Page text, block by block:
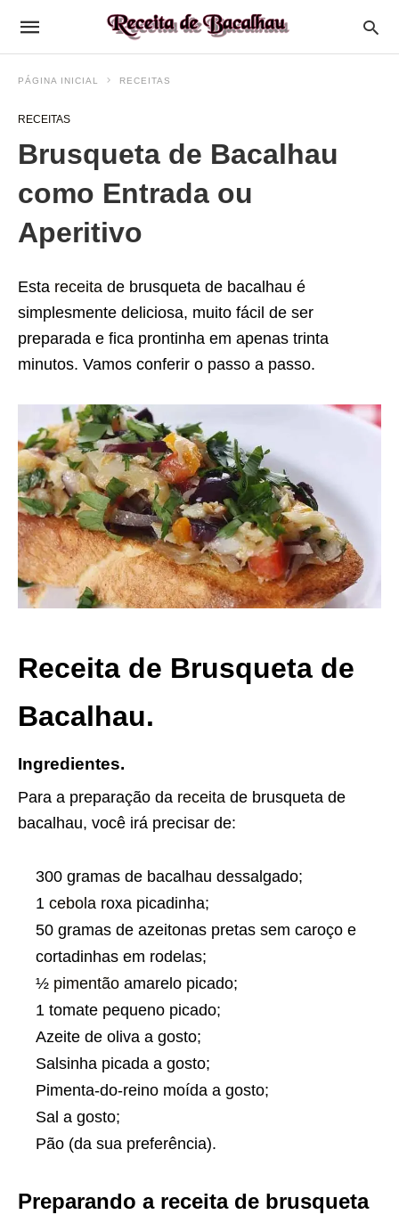
PÁGINA INICIAL RECEITAS
RECEITAS
Brusqueta de Bacalhau
como Entrada ou
Aperitivo
Esta receita de brusqueta de bacalhau é
simplesmente deliciosa, muito fácil de ser
preparada e fica prontinha em apenas trinta
minutos. Vamos conferir o passo a passo.
Receita de Brusqueta de
Bacalhau.
Ingredientes.
Para a preparação da receita de brusqueta de
bacalhau, você irá precisar de:
300 gramas de bacalhau dessalgado;
1 cebola roxa picadinha;
50 gramas de azeitonas pretas sem caroço e
cortadinhas em rodelas;
½ pimentão amarelo picado;
1 tomate pequeno picado;
Azeite de oliva a gosto;
Salsinha picada a gosto;
Pimenta-do-reino moída a gosto;
Sal a gosto;
Pão (da sua preferência).
Preparando a receita de brusqueta